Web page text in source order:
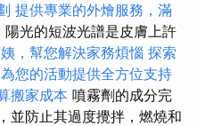
提供專業的外燴服務，滿
陽光的短波光譜是皮膚上許
，幫您解決家務煩惱 探索
您的活動提供全方位支持
搬家成本 噴霧劑的成分完
並防止其過度攪拌，燃燒和